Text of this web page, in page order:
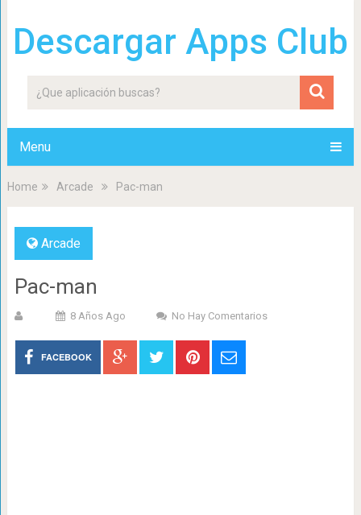
Descargar Apps Club
Menu
Home Arcade Pac-man
Arcade
Pac-man
8 Años Ago No Hay Comentarios
FACEBOOK